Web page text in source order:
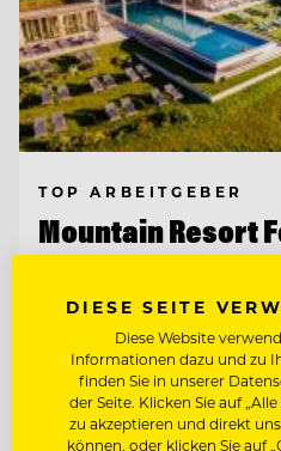
TOP ARBEITGEBER
Mountain Resort
9551 Bodensdorf,
BEAUTY &
DIESE SEITE
Diese Website
Informationen dazu und zu
finden Sie in unserer
der Seite. Klicken Sie auf
zu akzeptieren und direkt
können, oder klicken Sie auf